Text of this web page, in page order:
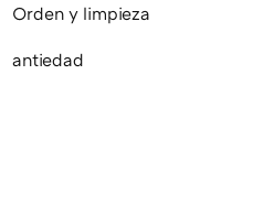
Orden y limpieza
antiedad